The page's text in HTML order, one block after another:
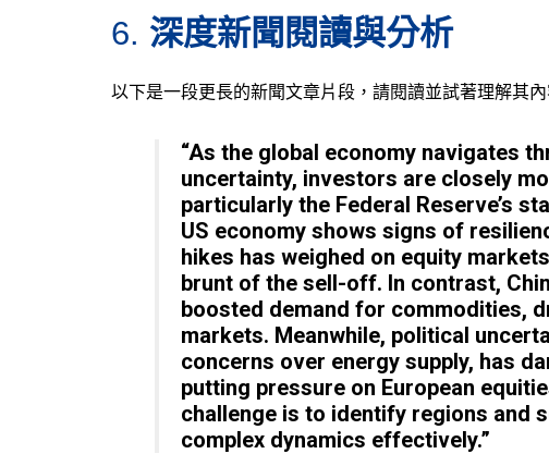
6. 深度新聞閱讀與分析
以下是一段更長的新聞文章片段，請閱讀並試著理解其內
“As the global economy navigates
uncertainty, investors are closely
particularly the Federal Reserve’s
US economy shows signs of
hikes has weighed on equity
brunt of the sell-off. In contrast,
boosted demand for commodities,
markets. Meanwhile, political
concerns over energy supply, has
putting pressure on European
challenge is to identify regions and
complex dynamics effectively.”